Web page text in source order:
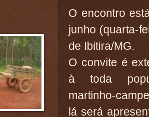
O encontro
junho (quarta-
de Ibitira/MG.
O convite é
à toda
martinho-
lá será